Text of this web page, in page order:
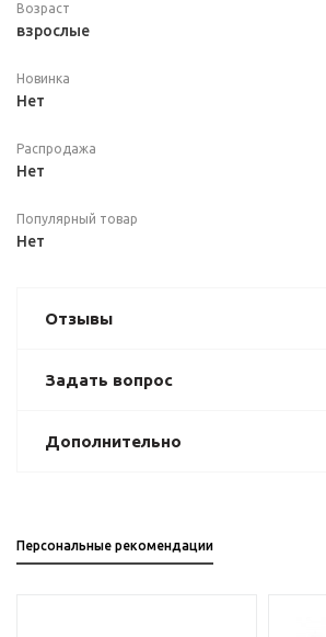
Возраст
взрослые
Новинка
Нет
Распродажа
Нет
Популярный товар
Нет
Отзывы
Задать вопрос
Дополнительно
Персональные рекомендации